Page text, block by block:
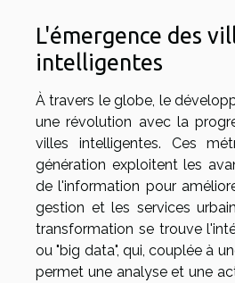
L'émergence des
intelligentes
À travers le globe, le
une révolution avec la
villes intelligentes. Ces
génération exploitent les
de l'information pour
gestion et les services
transformation se trouve
ou "big data", qui, couplée à
permet une analyse et une